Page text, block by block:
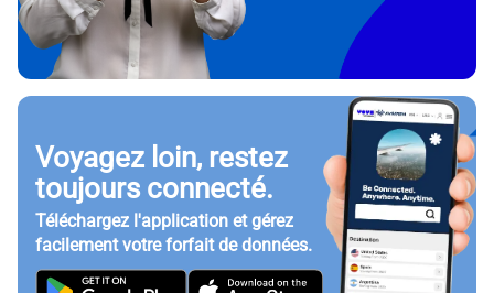
Voyagez loin, restez
toujours connecté.
Téléchargez l'application et gérez
facilement votre forfait de données.